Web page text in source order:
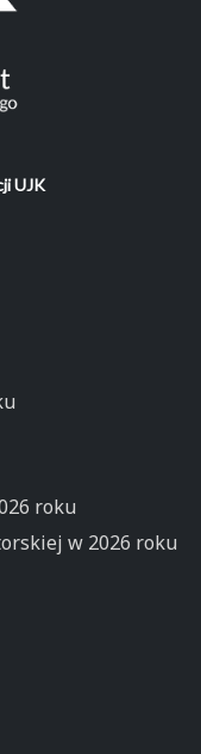
UJK
roku
w 2026 roku